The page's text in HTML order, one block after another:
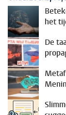
het
De